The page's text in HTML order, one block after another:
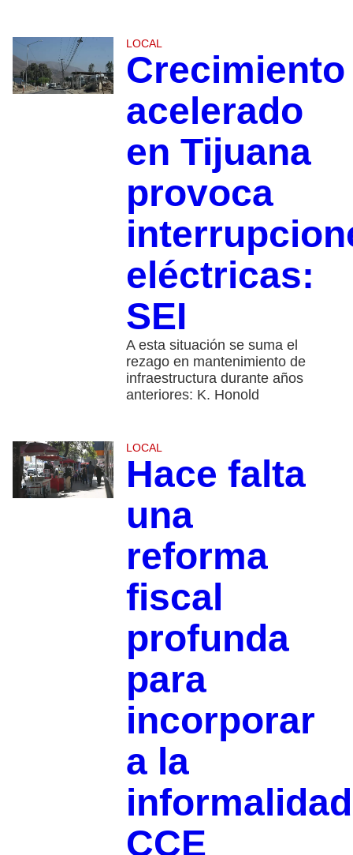
LOCAL
Crecimiento
acelerado
en Tijuana
provoca
eléctricas:
SEI
A esta situación se suma el
rezago en mantenimiento de
infraestructura durante años
anteriores: K. Honold
LOCAL
Hace falta
una
reforma
fiscal
profunda
para
incorporar
a la
CCE